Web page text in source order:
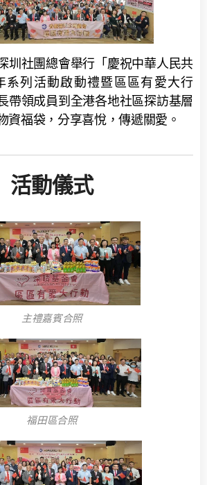
社團總會舉行「慶祝中華人民共
系列活動啟動禮暨區區有愛大行
帶領成員到全港各地社區探訪基層
資福袋，分享喜悅，傳遞關愛。
活動儀式
主禮嘉賓合照
福田區合照